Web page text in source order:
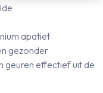
apatiet
gezonder
geuren effectief uit de